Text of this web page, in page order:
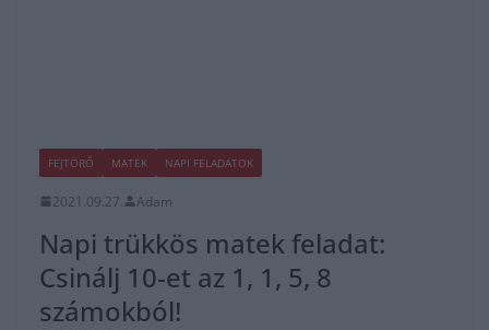
FEJTÖRŐ MATEK NAPI FELADATOK
2021.09.27. Adam
Napi trükkös matek feladat:
Csinálj 10-et az 1, 1, 5, 8
számokból!